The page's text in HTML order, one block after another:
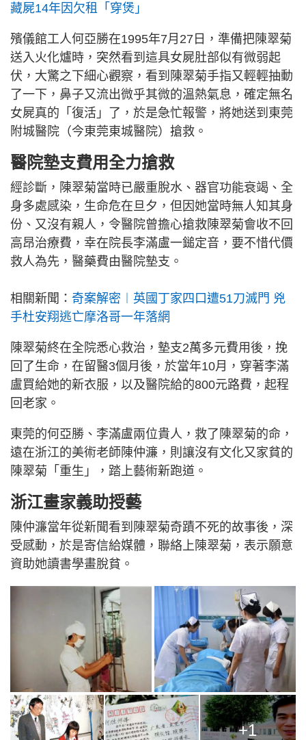
藏屍14年因欠租「穿煲」
殯儀館工人何亞勝在1995年7月27日，準備把陳翠菊
送入火化爐時，突然看到這具女屍肚部似有微弱起
伏，大驚之下細心觀察，看到陳翠菊手指又輕輕抽動
了一下，鼻子又流出微乎其微的溫熱氣息，確定無名
女屍真的「復活」了，於是急忙報警，將她送到東莞
附城醫院（今東莞東城醫院）搶救。
醫院墊支費用全力搶救
經診斷，陳翠菊當時已嚴重脫水、器官功能衰竭、全
身多處感染，生命危在旦夕，但因她當時無人知其身
份、又沒有親人，令醫院曾擔心搶救陳翠菊會收不回
高昂治療費，幸在院長李滿盧一鎚定音，要不惜代價
救人為先，醫藥費由醫院墊支。
相關新聞： 奇案解密︱英國丁家四口遭51刀滅門 兇
手杜安翔逃亡摩洛哥一年落網
陳翠菊終在全院悉心救治，墊支2萬多元費用後，挽
回了生命，在留醫3個月後，於當年10月，穿著李滿
盧買給她的新衣服，以及醫院給的800元路費，起程
回老家。
東莞的何亞勝、李滿盧兩位貴人，救了陳翠菊的命，
遠在浙江的美術老師陳仲濂，則讓沒有文化又家貧的
陳翠菊「重生」，踏上藝術新跑道。
浙江畫家義助授藝
陳仲濂當年從新聞看到陳翠菊奇蹟不死的故事後，深
受感動，於是寄信給媒體，聯絡上陳翠菊，表示願意
資助她讀書學畫脫貧。
+1